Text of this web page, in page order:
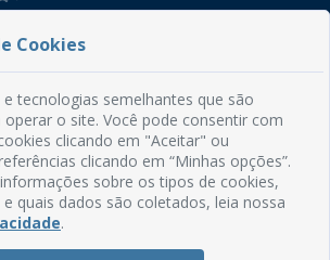
78, Centro
à Sexta, das 08h às 13h
Mapa do Site
frequentes
Cookies
tecnologias semelhantes que são
operar o site. Você pode consentir com
clicando em "Aceitar" ou
clicando em “Minhas opções”.
sobre os tipos de cookies,
quais dados são coletados, leia nossa
.